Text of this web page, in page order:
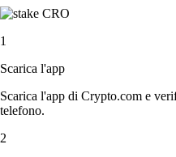
1
Scarica l'app
Scarica l'app di Crypto.com e
telefono.
2